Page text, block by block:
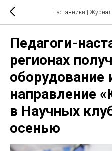
Наставники |
Педагоги-
регионах
оборудование
направление
в Научных
осенью